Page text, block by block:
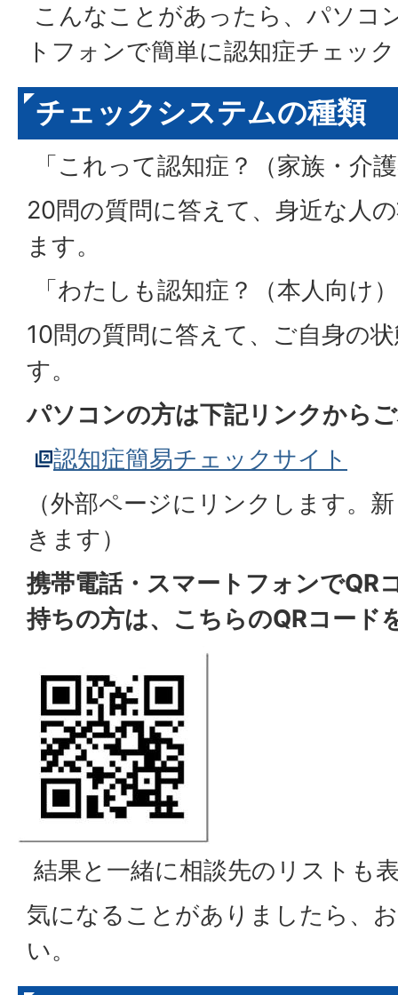
こんなことがあったら、パソコ
トフォンで簡単に認知症チェッ
チェックシステムの種類
「これって認知症？（家族・介
20問の質問に答えて、身近な人
ます。
「わたしも認知症？（本人向け
10問の質問に答えて、ご自身の
す。
パソコンの方は下記リンクから
認知症簡易チェックサイト
（外部ページにリンクします。
きます）
携帯電話・スマートフォンでQR
持ちの方は、こちらのQRコード
結果と一緒に相談先のリストも
気になることがありましたら、
い。